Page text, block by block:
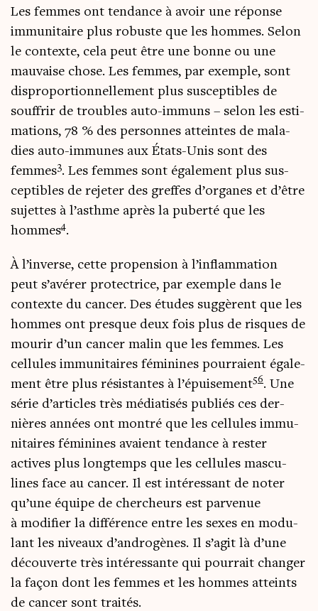
Les femmes ont ten­dance à avoir une réponse
immu­ni­taire plus robuste que les hommes. Selon
le contexte, cela peut être une bonne ou une
mau­vaise chose. Les femmes, par exemple, sont
dis­pro­por­tion­nel­le­ment plus sus­cep­tibles de
souf­frir de troubles auto-immuns – selon les esti­
ma­tions, 78 % des per­sonnes atteintes de mala­
dies auto-immunes aux États-Unis sont des
femmes3. Les femmes sont éga­le­ment plus sus­
cep­tibles de reje­ter des greffes d’organes et d’être
sujettes à l’asthme après la puber­té que les
hommes4.
À l’in­verse, cette pro­pen­sion à l’in­flam­ma­tion
peut s’a­vé­rer pro­tec­trice, par exemple dans le
contexte du can­cer. Des études sug­gèrent que les
hommes ont presque deux fois plus de risques de
mou­rir d’un can­cer malin que les femmes. Les
cel­lules immu­ni­taires fémi­nines pour­raient éga­le­
ment être plus résis­tantes à l’épuisement56. Une
série d’ar­ticles très média­ti­sés publiés ces der­
nières années ont mon­tré que les cel­lules immu­
ni­taires fémi­nines avaient ten­dance à res­ter
actives plus long­temps que les cel­lules mas­cu­
lines face au can­cer. Il est inté­res­sant de noter
qu’une équipe de cher­cheurs est par­ve­nue
à modi­fier la dif­fé­rence entre les sexes en modu­
lant les niveaux d’an­dro­gènes. Il s’a­git là d’une
décou­verte très inté­res­sante qui pour­rait chan­ger
la façon dont les femmes et les hommes atteints
de can­cer sont traités.